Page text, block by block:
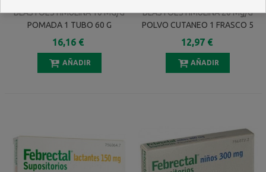
BLASTOESTIMULINA 10 MG/G
POMADA 1 TUBO 60 G
16,16 €
AÑADIR
BLASTOESTIMULINA 20 Mg/g
POLVO CUTANEO 1 FRASCO 5
G
12,97 €
AÑADIR